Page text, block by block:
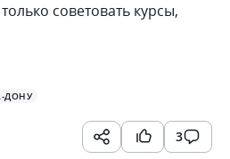
советовать курсы,
ДОНУ
3